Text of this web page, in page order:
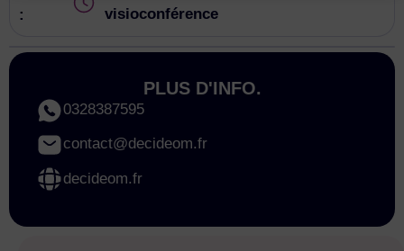
:
visioconférence
PLUS D'INFO.
0328387595
contact@decideom.fr
decideom.fr